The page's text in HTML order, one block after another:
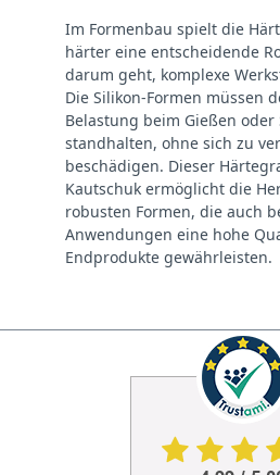
Im Formenbau spielt die
härter eine entscheidende
darum geht, komplexe
Die Silikon-Formen müssen
Belastung beim Gießen oder
standhalten, ohne sich zu
beschädigen. Dieser
Kautschuk ermöglicht die
robusten Formen, die auch
Anwendungen eine hohe
Endprodukte gewährleisten.